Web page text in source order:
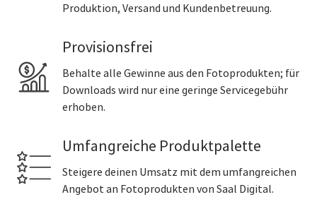
Produktion, Versand und Kundenbetreuung.
Provisionsfrei
Behalte alle Gewinne aus den Fotoprodukten; für
Downloads wird nur eine geringe Servicegebühr
erhoben.
Umfangreiche Produktpalette
Steigere deinen Umsatz mit dem umfangreichen
Angebot an Fotoprodukten von Saal Digital.